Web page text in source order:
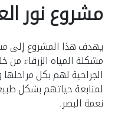
مشروع نور
يهدف هذا المشروع إلى
مشكلة المياه الزرقاء من
الجراحية لهم بكل
لمتابعة حياتهم بشكل
نعمة البصر.